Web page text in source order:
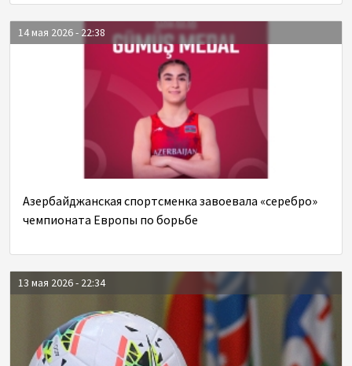
14 мая 2026 - 22:38
Азербайджанская спортсменка завоевала «серебро»
чемпионата Европы по борьбе
13 мая 2026 - 22:34